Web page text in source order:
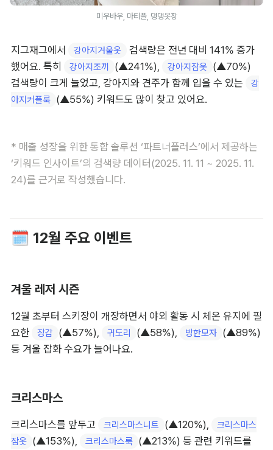
미우바우, 마티플, 댕댕옷장
지그재그에서 강아지겨울옷
검색량은 전년 대비 141% 증가
했어요. 특히
강아지조끼 (▲241%), 강아지잠옷 (▲70%)
검색량이 크게 늘었고, 강아지와 견주가 함께 입을 수 있는
강
아지커플룩 (▲55%) 키워드도 많이 찾고 있어요.
* 매출 성장을 위한 통합 솔루션 ‘파트너플러스’에서 제공하는
‘키워드 인사이트’의 검색량 데이터(2025. 11. 11 ~ 2025. 11.
24)를 근거로 작성했습니다.
🗓️ 12월 주요 이벤트
겨울 레저 시즌
12월 초부터 스키장이 개장하면서 야외 활동 시 체온 유지에 필
요한
장갑 (▲57%), 귀도리 (▲58%), 방한모자 (▲89%)
등 겨울 잡화 수요가 늘어나요.
크리스마스
크리스마스를 앞두고 크리스마스니트 (▲120%),
크리스마스
잠옷 (▲153%), 크리스마스룩 (▲213%) 등 관련 키워드를